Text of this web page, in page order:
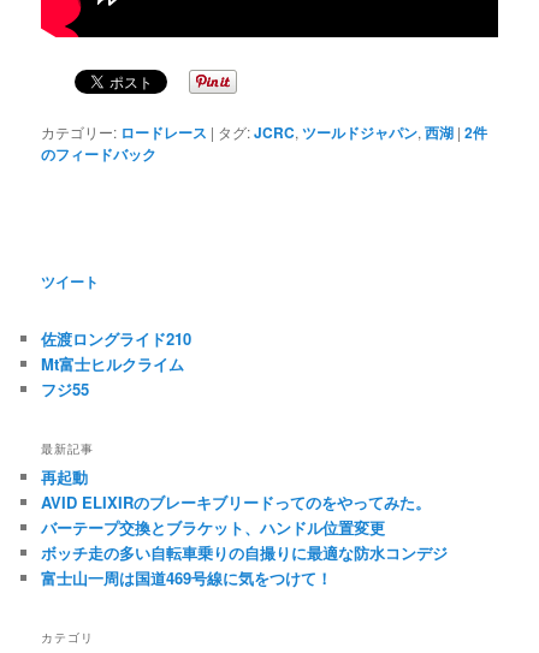
カテゴリー: ロードレース | タグ:JCRC,ツールドジャパン,西湖 |2件
のフィードバック
ツイート
佐渡ロングライド210
Mt富士ヒルクライム
フジ55
最新記事
再起動
AVID ELIXIRのブレーキブリードってのをやってみた。
バーテープ交換とブラケット、ハンドル位置変更
ボッチ走の多い自転車乗りの自撮りに最適な防水コンデジ
富士山一周は国道469号線に気をつけて！
カテゴリ